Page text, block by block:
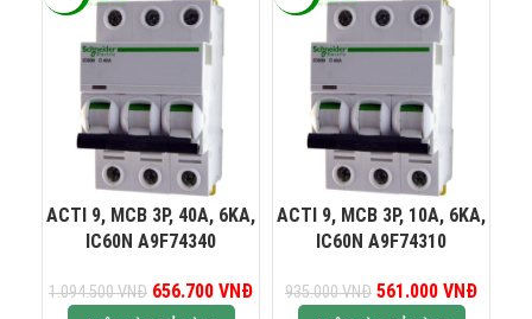
ACTI 9, MCB 3P, 40A, 6KA,
IC60N A9F74340
1.094.500VNĐ
Giá gốc là:
656.700 VNĐ Giá hiện tại là:
ACTI 9, MCB 3P, 10A, 6KA,
IC60N A9F74310
935.000VNĐ
Giá gốc là:
561.000 VNĐ
KINH DOANH 2: 0965 101 613
KINH DOANH 3: 0824 927 568
KINH DOANH 4: 0823 944 186